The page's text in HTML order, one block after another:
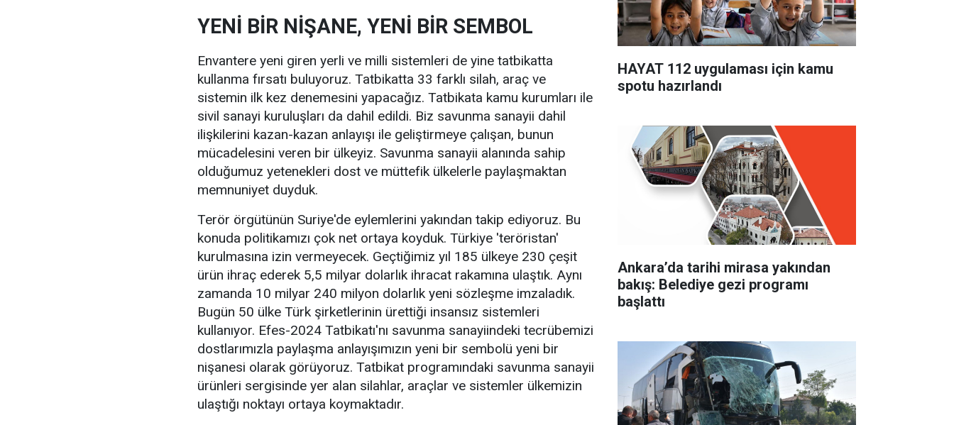
YENİ BİR NİŞANE, YENİ BİR SEMBOL
Envantere yeni giren yerli ve milli sistemleri de yine tatbikatta
kullanma fırsatı buluyoruz. Tatbikatta 33 farklı silah, araç ve
sistemin ilk kez denemesini yapacağız. Tatbikata kamu kurumları ile
sivil sanayi kuruluşları da dahil edildi. Biz savunma sanayii dahil
ilişkilerini kazan-kazan anlayışı ile geliştirmeye çalışan, bunun
mücadelesini veren bir ülkeyiz. Savunma sanayii alanında sahip
olduğumuz yetenekleri dost ve müttefik ülkelerle paylaşmaktan
memnuniyet duyduk.
Terör örgütünün Suriye'de eylemlerini yakından takip ediyoruz. Bu
konuda politikamızı çok net ortaya koyduk. Türkiye 'teröristan'
kurulmasına izin vermeyecek. Geçtiğimiz yıl 185 ülkeye 230 çeşit
ürün ihraç ederek 5,5 milyar dolarlık ihracat rakamına ulaştık. Aynı
zamanda 10 milyar 240 milyon dolarlık yeni sözleşme imzaladık.
Bugün 50 ülke Türk şirketlerinin ürettiği insansız sistemleri
kullanıyor. Efes-2024 Tatbikatı'nı savunma sanayiindeki tecrübemizi
dostlarımızla paylaşma anlayışımızın yeni bir sembolü yeni bir
nişanesi olarak görüyoruz. Tatbikat programındaki savunma sanayii
ürünleri sergisinde yer alan silahlar, araçlar ve sistemler ülkemizin
ulaştığı noktayı ortaya koymaktadır.
HAYAT 112 uygulaması için kamu
spotu hazırlandı
Ankara’da tarihi mirasa yakından
bakış: Belediye gezi programı
başlattı